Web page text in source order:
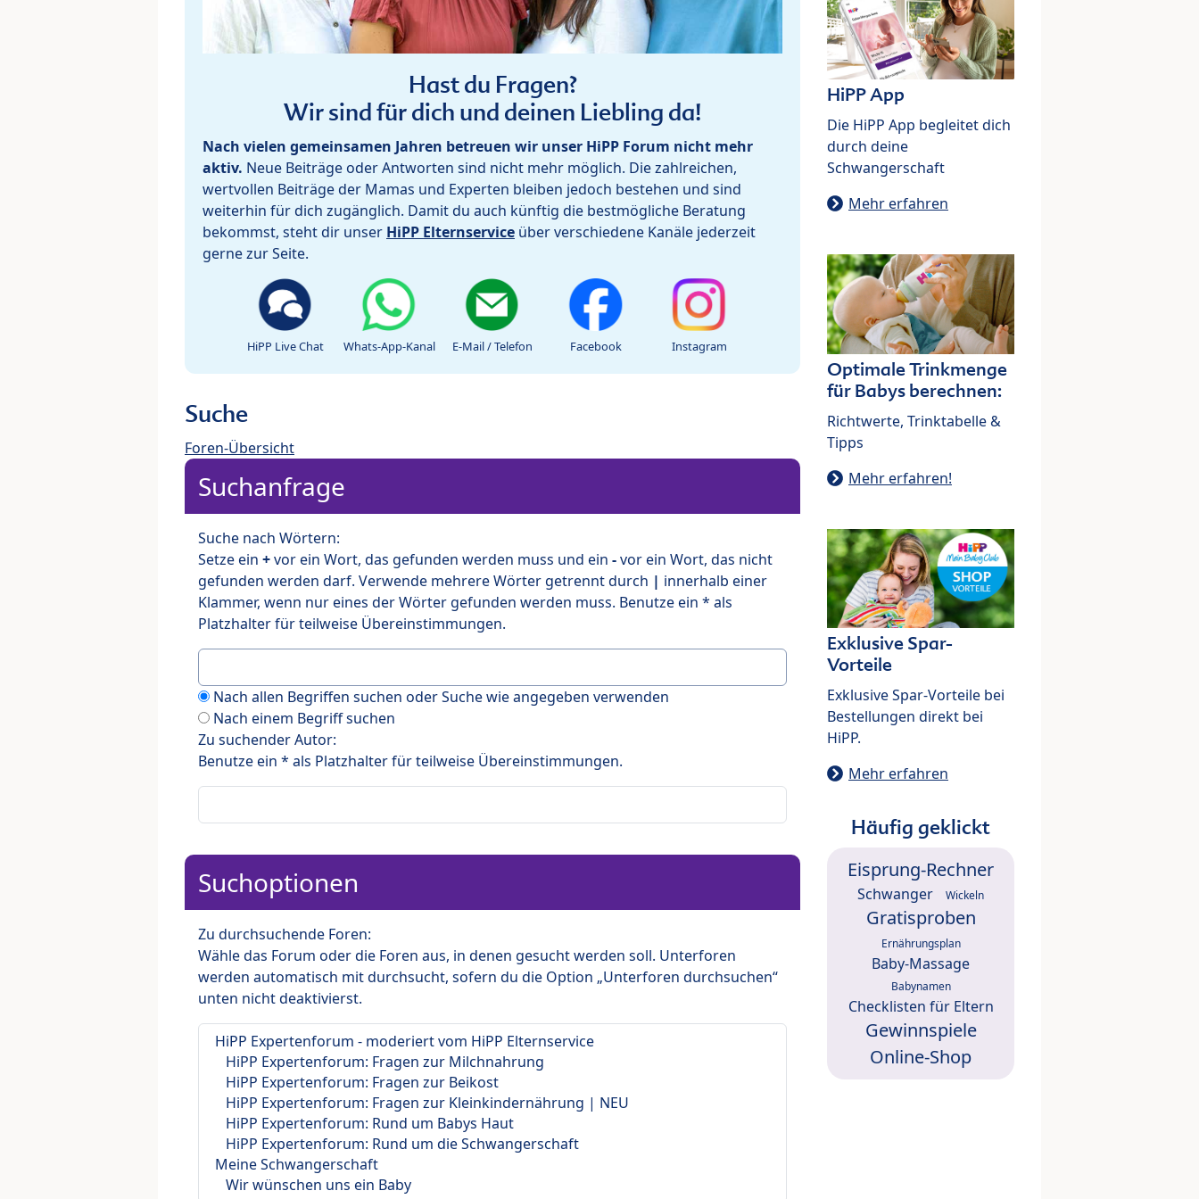
Hast du Fragen?
Wir sind für dich und deinen Liebling da!
Nach vielen gemeinsamen Jahren betreuen wir unser HiPP Forum nicht mehr
aktiv. Neue Beiträge oder Antworten sind nicht mehr möglich. Die zahlreichen,
wertvollen Beiträge der Mamas und Experten bleiben jedoch bestehen und sind
weiterhin für dich zugänglich. Damit du auch künftig die bestmögliche Beratung
bekommst, steht dir unser HiPP Elternservice über verschiedene Kanäle jederzeit
gerne zur Seite.
HiPP Live Chat Whats-App-Kanal E-Mail / Telefon Facebook Instagram
Suche
Foren-Übersicht
Suchanfrage
Suche nach Wörtern:
Setze ein +vor ein Wort, das gefunden werden muss und ein -vor ein Wort, das nicht
gefunden werden darf. Verwende mehrere Wörter getrennt durch | innerhalb einer
Klammer, wenn nur eines der Wörter gefunden werden muss. Benutze ein * als
Platzhalter für teilweise Übereinstimmungen.
Nach allen Begriffen suchen oder Suche wie angegeben verwenden
Nach einem Begriff suchen
Zu suchender Autor:
Benutze ein * als Platzhalter für teilweise Übereinstimmungen.
Suchoptionen
Zu durchsuchende Foren:
Wähle das Forum oder die Foren aus, in denen gesucht werden soll. Unterforen
werden automatisch mit durchsucht, sofern du die Option „Unterforen durchsuchen“
unten nicht deaktivierst.
HiPP App
Die HiPP App begleitet dich
durch deine
Schwangerschaft
Mehr erfahren
Optimale Trinkmenge
für Babys berechnen:
Richtwerte, Trinktabelle &
Tipps
Mehr erfahren!
Exklusive Spar-
Vorteile
Exklusive Spar-Vorteile bei
Bestellungen direkt bei
HiPP.
Mehr erfahren
Häufig geklickt
Eisprung-Rechner
Schwanger Wickeln
Gratisproben
Ernährungsplan
Baby-Massage
Babynamen
Checklisten für Eltern
Gewinnspiele
Online-Shop